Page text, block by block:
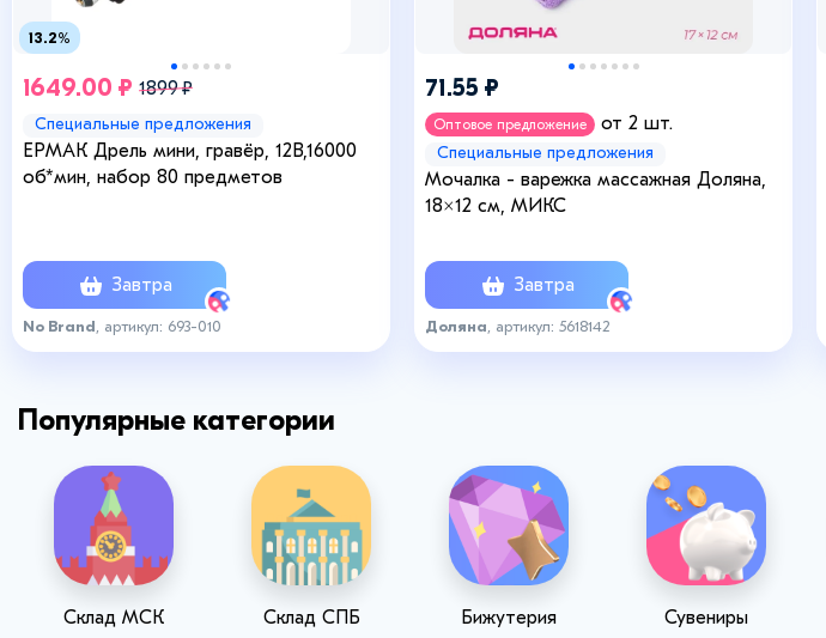
13.2%
1649.00 ₽ 1899 ₽
Специальные предложения
ЕРМАК Дрель мини, гравёр, 12В,16000
об*мин, набор 80 предметов
Завтра
No Brand , артикул: 693-010
71.55 ₽
Оптовое предложение от 2 шт.
Специальные предложения
Мочалка - варежка массажная Доляна,
18×12 см, МИКС
Завтра
Доляна , артикул: 5618142
Популярные категории
Склад МСК Склад СПБ Бижутерия Сувениры